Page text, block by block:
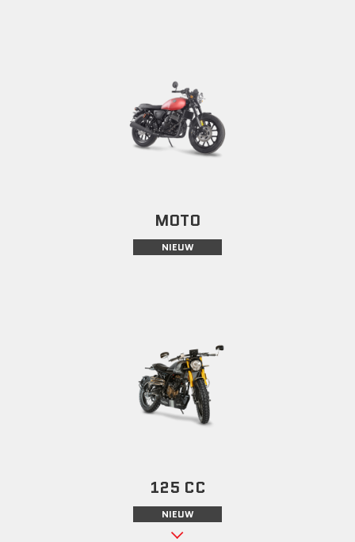
MOTO
NIEUW
125 CC
NIEUW